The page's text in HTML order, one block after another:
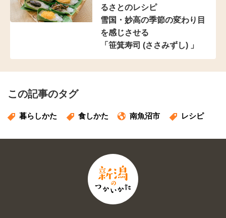
るさとのレシピ
雪国・妙高の季節の変わり目
を感じさせる
「笹箕寿司 (ささみずし) 」
この記事のタグ
暮らしかた 食しかた 南魚沼市 レシピ